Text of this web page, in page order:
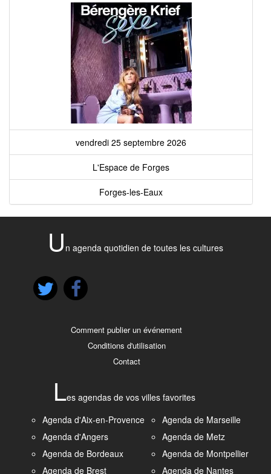
vendredi 25 septembre 2026
L'Espace de Forges
Forges-les-Eaux
U n agenda quotidien de toutes les cultures
Comment publier un événement
Conditions d'utilisation
Contact
Les agendas de vos villes favorites
Agenda d'Aix-en-Provence
Agenda d'Angers
Agenda de Bordeaux
Agenda de Brest
Agenda de Marseille
Agenda de Metz
Agenda de Montpellier
Agenda de Nantes